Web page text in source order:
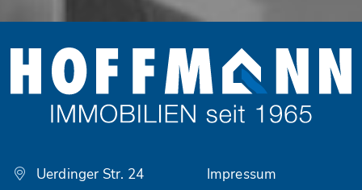
Uerdinger Str. 24 Impressum